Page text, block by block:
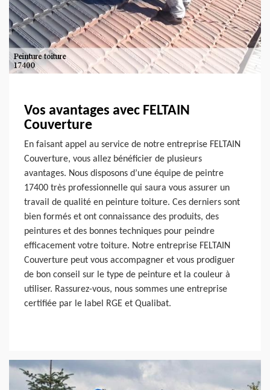
Vos avantages avec FELTAIN
Couverture
En faisant appel au service de notre entreprise FELTAIN
Couverture, vous allez bénéficier de plusieurs
avantages. Nous disposons d’une équipe de peintre
17400 très professionnelle qui saura vous assurer un
travail de qualité en peinture toiture. Ces derniers sont
bien formés et ont connaissance des produits, des
peintures et des bonnes techniques pour peindre
efficacement votre toiture. Notre entreprise FELTAIN
Couverture peut vous accompagner et vous prodiguer
de bon conseil sur le type de peinture et la couleur à
utiliser. Rassurez-vous, nous sommes une entreprise
certifiée par le label RGE et Qualibat.